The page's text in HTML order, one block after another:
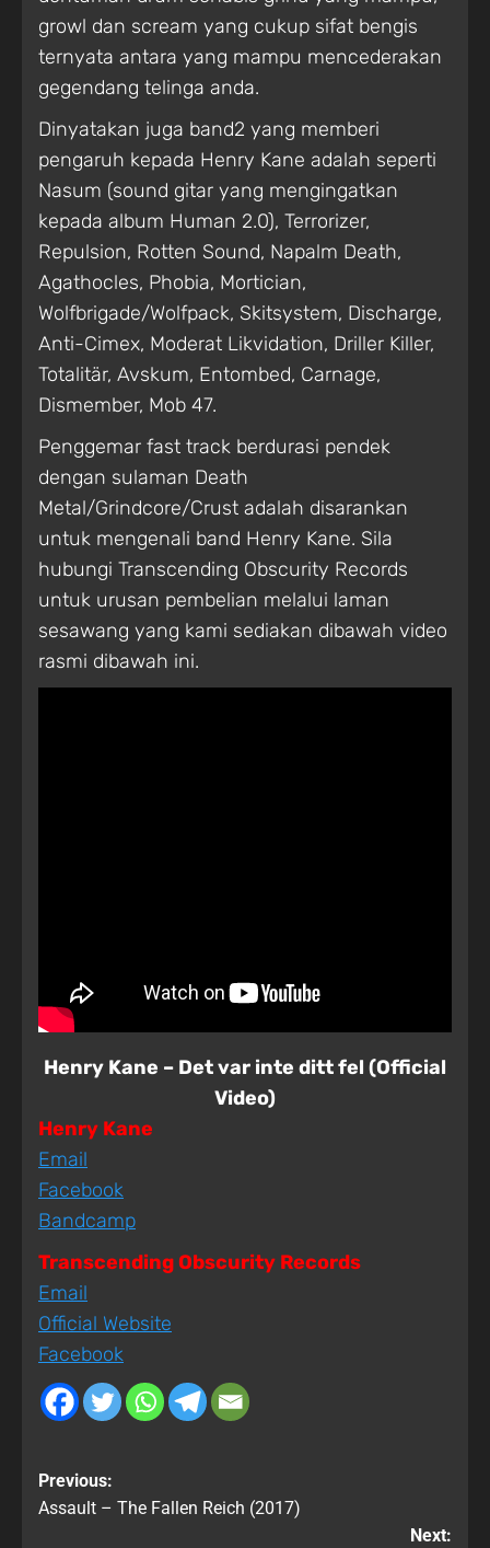
growl dan scream yang cukup sifat bengis
ternyata antara yang mampu mencederakan
gegendang telinga anda.
Dinyatakan juga band2 yang memberi
pengaruh kepada Henry Kane adalah seperti
Nasum (sound gitar yang mengingatkan
kepada album Human 2.0), Terrorizer,
Repulsion, Rotten Sound, Napalm Death,
Agathocles, Phobia, Mortician,
Wolfbrigade/Wolfpack, Skitsystem, Discharge,
Anti-Cimex, Moderat Likvidation, Driller Killer,
Totalitär, Avskum, Entombed, Carnage,
Dismember, Mob 47.
Penggemar fast track berdurasi pendek
dengan sulaman Death
Metal/Grindcore/Crust adalah disarankan
untuk mengenali band Henry Kane. Sila
hubungi Transcending Obscurity Records
untuk urusan pembelian melalui laman
sesawang yang kami sediakan dibawah video
rasmi dibawah ini.
Henry Kane – Det var inte ditt fel (Official
Video)
Henry Kane
Email
Facebook
Bandcamp
Transcending Obscurity Records
Email
Official Website
Facebook
Previous:
Assault – The Fallen Reich (2017)
Next: